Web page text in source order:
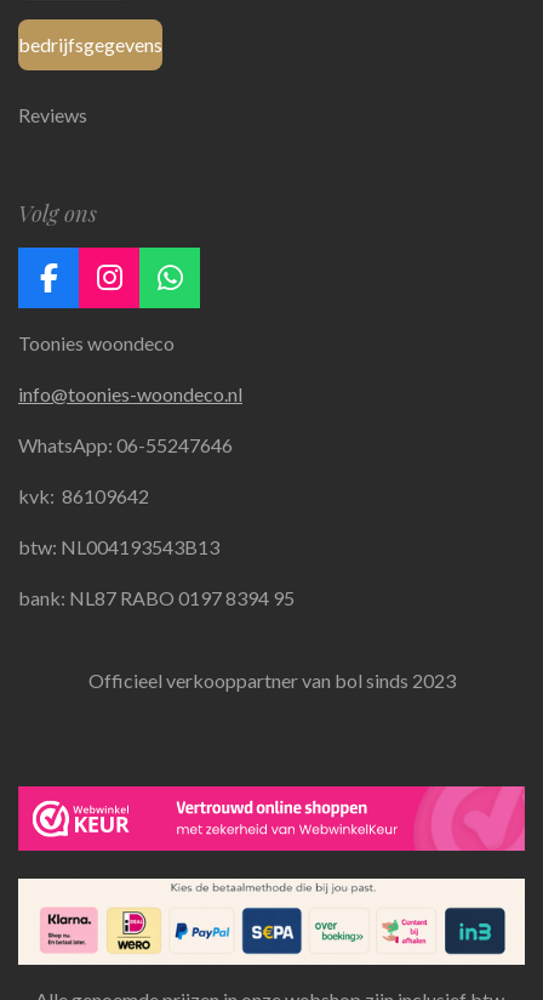
bedrijfsgegevens
Reviews
Volg ons
F
c
b
o
k
I
s
a
g
a
W
a
s
A
Toonies woondeco
info@toonies-woondeco.nl
WhatsApp: 06-55247646
kvk: 86109642
btw: NL004193543B13
bank: NL87 RABO 0197 8394 95
Officieel verkooppartner van bol sinds 2023